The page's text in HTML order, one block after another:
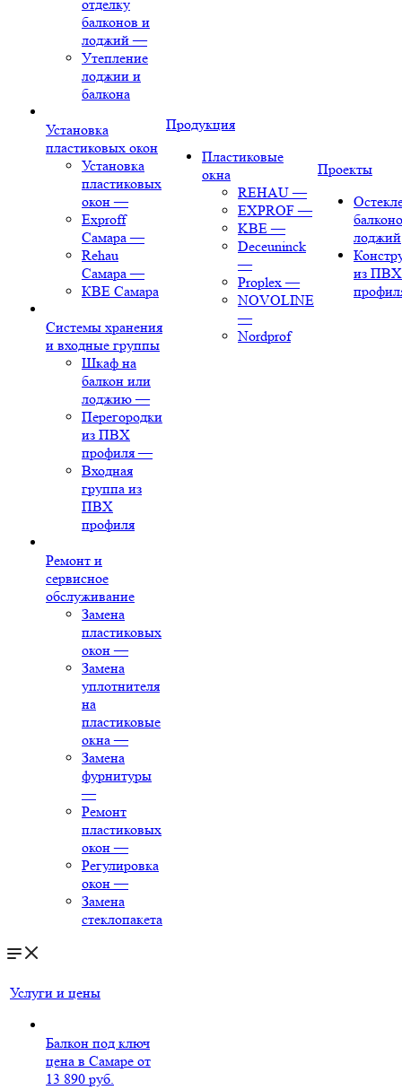
отделку
балконов и
лоджий —
Утепление
лоджии и
балкона
Установка
пластиковых окон
Установка
пластиковых
окон —
Exproff
Самара —
Rehau
Самара —
КВЕ Самара
Системы хранения
и входные группы
Шкаф на
балкон или
лоджию —
Перегородки
из ПВХ
профиля —
Входная
группа из
ПВХ
профиля
Ремонт и
сервисное
обслуживание
Замена
пластиковых
окон —
Замена
уплотнителя
на
пластиковые
окна —
Замена
фурнитуры
—
Ремонт
пластиковых
окон —
Регулировка
окон —
Замена
стеклопакета
Продукция
Пластиковые
окна
REHAU —
EXPROF —
KBE —
Deceuninck
—
Proplex —
NOVOLINE
—
Nordprof
Проекты
лоджий
из ПВХ
Услуги и цены
Балкон под ключ
цена в Самаре от
13 890 руб.